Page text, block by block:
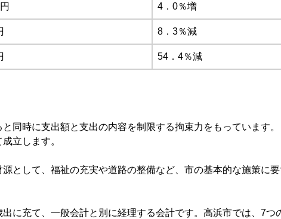
4．0％増
8．3％減
54．4％減
同時に支出額と支出の内容を制限する拘束力をもっています。
立します。
として、福祉の充実や道路の整備など、市の基本的な施策に
に充て、一般会計と別に経理する会計です。高浜市では、7つ